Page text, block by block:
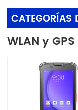
CATEGORÍAS
WLAN y